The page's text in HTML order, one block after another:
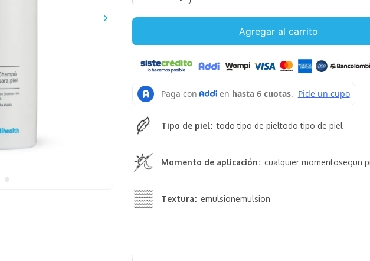
Agregar al carrito
Tipo de piel todo tipo de pieltodo tipo de piel
Textura emulsionemulsion
Momento de aplicación cualquier momentosegun